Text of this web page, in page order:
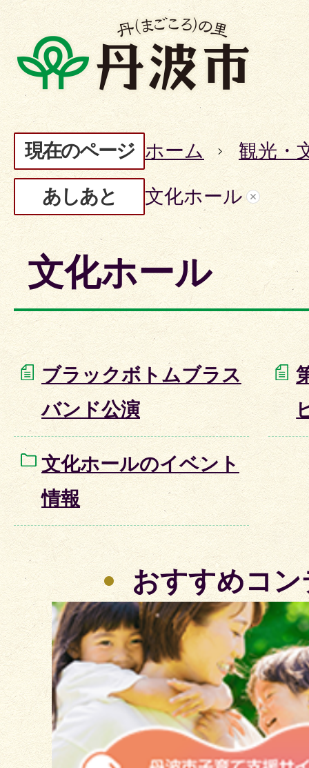
現在のページ ホーム 観光・
あしあと 文化ホール
文化ホール
ブラックボトムブラス
バンド公演
文化ホールのイベント
情報
おすすめコ
2
枚
目
の
ス